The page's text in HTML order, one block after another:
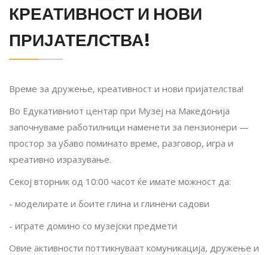
КРЕАТИВНОСТ И НОВИ
ПРИЈАТЕЛСТВА!
Време за дружење, креативност и нови пријателства!
Во Едукативниот центар при Музеј на Македонија
започнуваме работилници наменети за пензионери —
простор за убаво поминато време, разговор, игра и
креативно изразување.
Секој вторник од 10:00 часот ќе имате можност да:
- моделирате и боите глина и глинени садови
- играте домино со музејски предмети
Овие активности поттикнуваат комуникација, дружење и